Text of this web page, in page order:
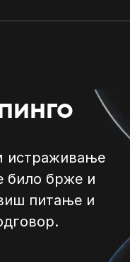
истраживање
било брже и
питање и